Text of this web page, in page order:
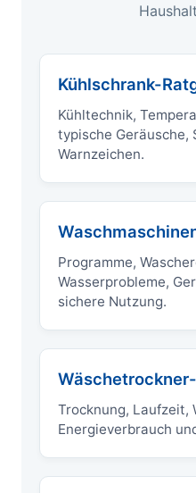
Kühlschrank-
Kühltechnik,
typische Geräusche,
Warnzeichen.
Programme,
Wasserprobleme,
sichere Nutzung.
Trocknung, Laufzeit,
Energieverbrauch